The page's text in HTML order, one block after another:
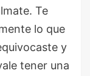
Te
lo que
y
tener una